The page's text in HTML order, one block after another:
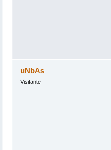
uNbAs
Visitante